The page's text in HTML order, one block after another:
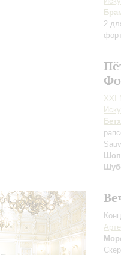
2
XXI